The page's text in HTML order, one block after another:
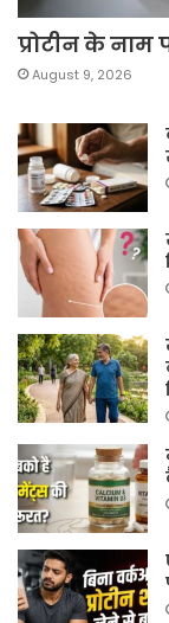
प्रोटीन के नाम
August 9, 2026